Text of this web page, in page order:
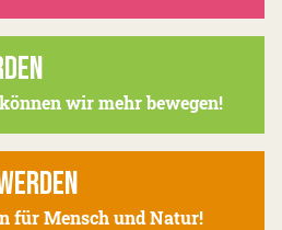
wir mehr bewegen!
für Mensch und Natur!